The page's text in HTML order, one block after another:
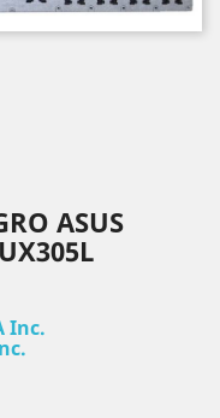
ASUS
Inc.